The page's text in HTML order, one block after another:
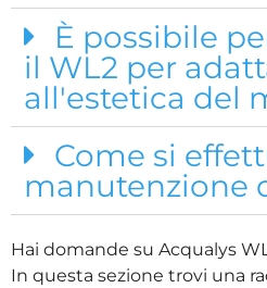
È possibile
il WL2 per
all'estetica del
Come si
manutenzione
Hai domande su Acqualys
In questa sezione trovi una